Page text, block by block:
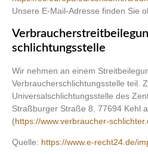
Unsere E-Mail-Adresse finden Sie
schlichtungs­stelle
Wir nehmen an einem
Verbraucherschlichtungsstelle teil.
Universalschlichtungsstelle des
Straßburger Straße 8, 77694 Kehl
(https://www.verbraucher-
Quelle: https://www.e-recht24.de/